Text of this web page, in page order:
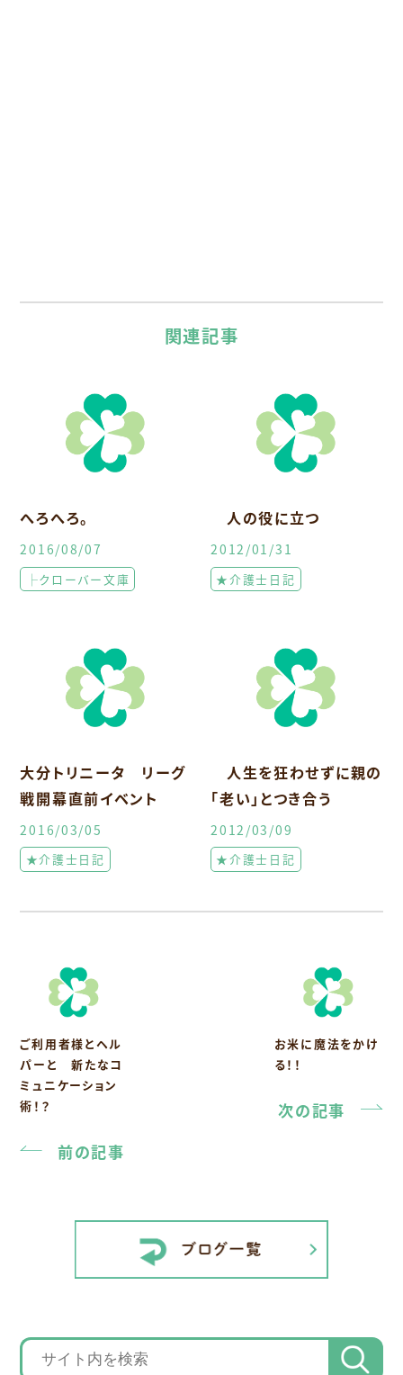
関連記事
へろへろ。
2016/08/07
├クローバー文庫
人の役に立つ
2012/01/31
★介護士日記
大分トリニータ リーグ
戦開幕直前イベント
2016/03/05
★介護士日記
人生を狂わせずに親の
「老い」とつき合う
2012/03/09
★介護士日記
ご利用者様とヘル
パーと 新たなコ
ミュニケーション
術！？
前の記事
お米に魔法をかけ
る！！
次の記事